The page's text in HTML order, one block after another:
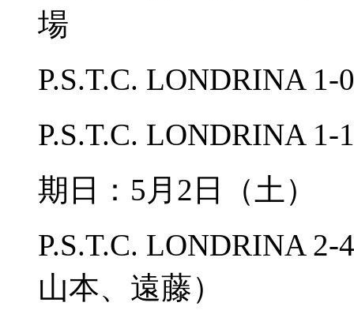
場
P.S.T.C. LONDRINA
P.S.T.C. LONDRINA
期日：5月2日（土
P.S.T.C. LONDRINA
山本、遠藤）